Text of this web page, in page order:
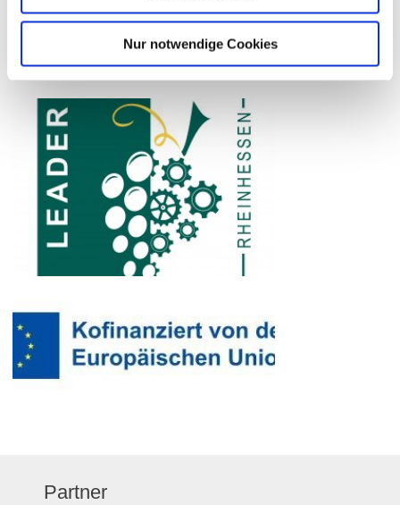
Nur notwendige Cookies
Umsetzungsort/
Vorholz, 55234 Offenheim
Partner